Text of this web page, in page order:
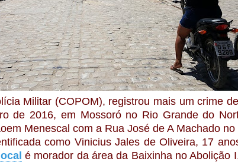
Militar (COPOM), registrou mais um crime
de 2016, em Mossoró no Rio Grande do
Menescal com a Rua José de A Machado
como Vinicius Jales de Oliveira, 17
local é morador da área da Baixinha no Abolição